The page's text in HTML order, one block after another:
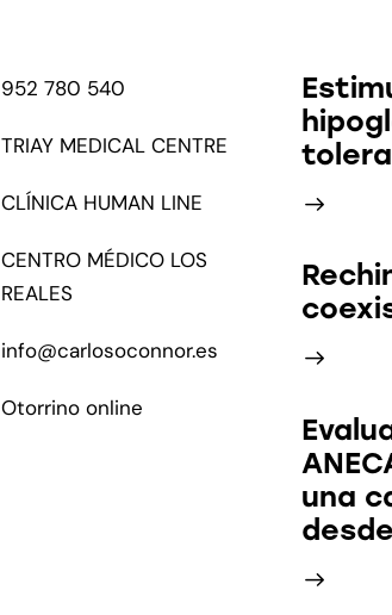
952 780 540
TRIAY MEDICAL CENTRE
CLÍNICA HUMAN LINE
CENTRO MÉDICO LOS
REALES
info@carlosoconnor.es
Otorrino online
una